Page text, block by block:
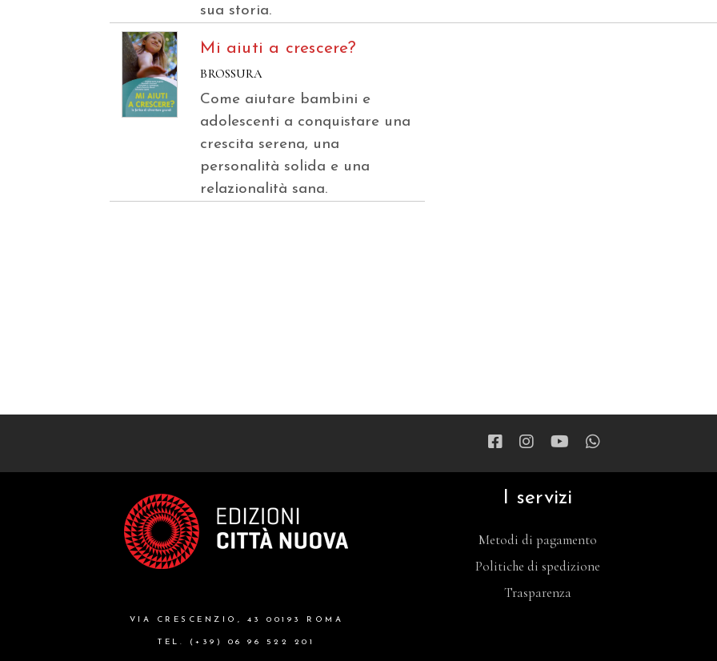
sua storia.
Mi aiuti a crescere?
BROSSURA
Come aiutare bambini e
adolescenti a conquistare una
crescita serena, una
personalità solida e una
relazionalità sana.
VIA CRESCENZIO, 43 00193 ROMA
TEL. (+39) 06 96 522 201
I servizi
Metodi di pagamento
Politiche di spedizione
Trasparenza